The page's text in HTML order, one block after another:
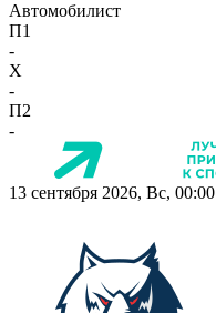
Автомобилист
П1
-
X
-
П2
-
13 сентября 2026, Вс, 00:00